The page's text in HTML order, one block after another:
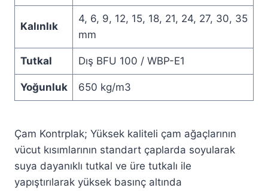
Kalınlık
4, 6, 9, 12, 15, 18, 21, 24, 27, 30, 35
mm
Tutkal Dış BFU 100 / WBP-E1
Yoğunluk 650 kg/m3
Çam Kontrplak; Yüksek kaliteli çam ağaçlarının
vücut kısımlarının standart çaplarda soyularak
suya dayanıklı tutkal ve üre tutkalı ile
yapıştırılarak yüksek basınç altında